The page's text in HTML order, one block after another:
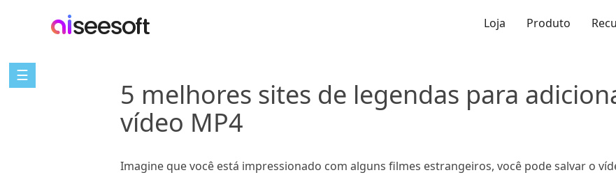
Loja Produto
☰
5 melhores sites de legendas para
vídeo MP4
Imagine que você está impressionado com alguns filmes estrangeiros, você pode salvar o